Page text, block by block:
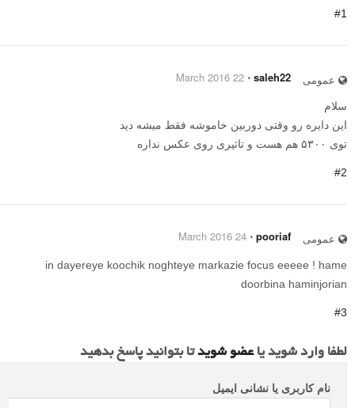
#1
عمومی saleh22
⋅
22 March 2016
سلام
این دایره رو وقتی دوربین خاموشه فقط میشه دید
توی ۵۳۰۰ هم هست و تاثیری روی عکس نداره
#2
عمومی pooriaf
⋅
24 March 2016
in dayereye koochik noghteye markazie focus eeeee ! hame
doorbina haminjorian
#3
لطفا وارد شوید یاعضو شویدتا بتوانید پاسخ بدهید
نام کاربری یا نشانی ایمیل